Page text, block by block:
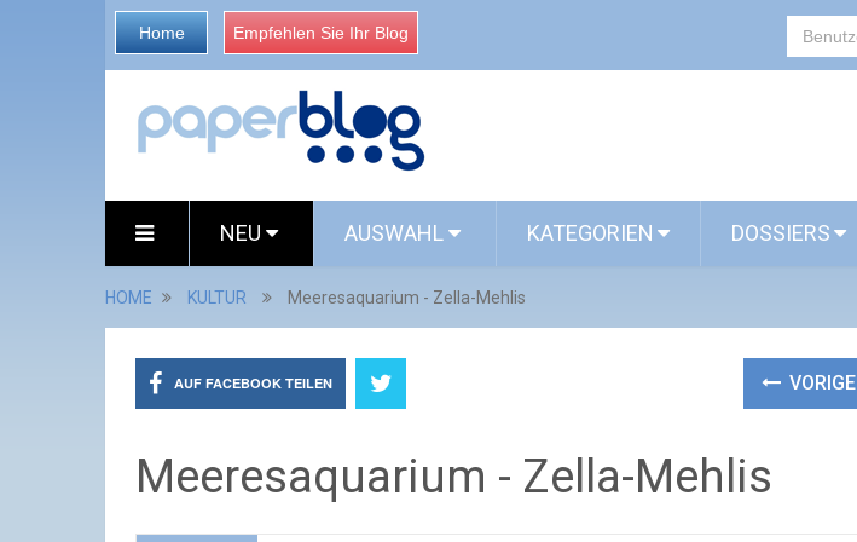
Home Empfehlen Sie Ihr Blog
NEU AUSWAHL KATEGORIEN DOSSIERS
HOME KULTUR Meeresaquarium - Zella-Mehlis
AUF FACEBOOK TEILEN VORIGE
Meeresaquarium - Zella-Mehlis